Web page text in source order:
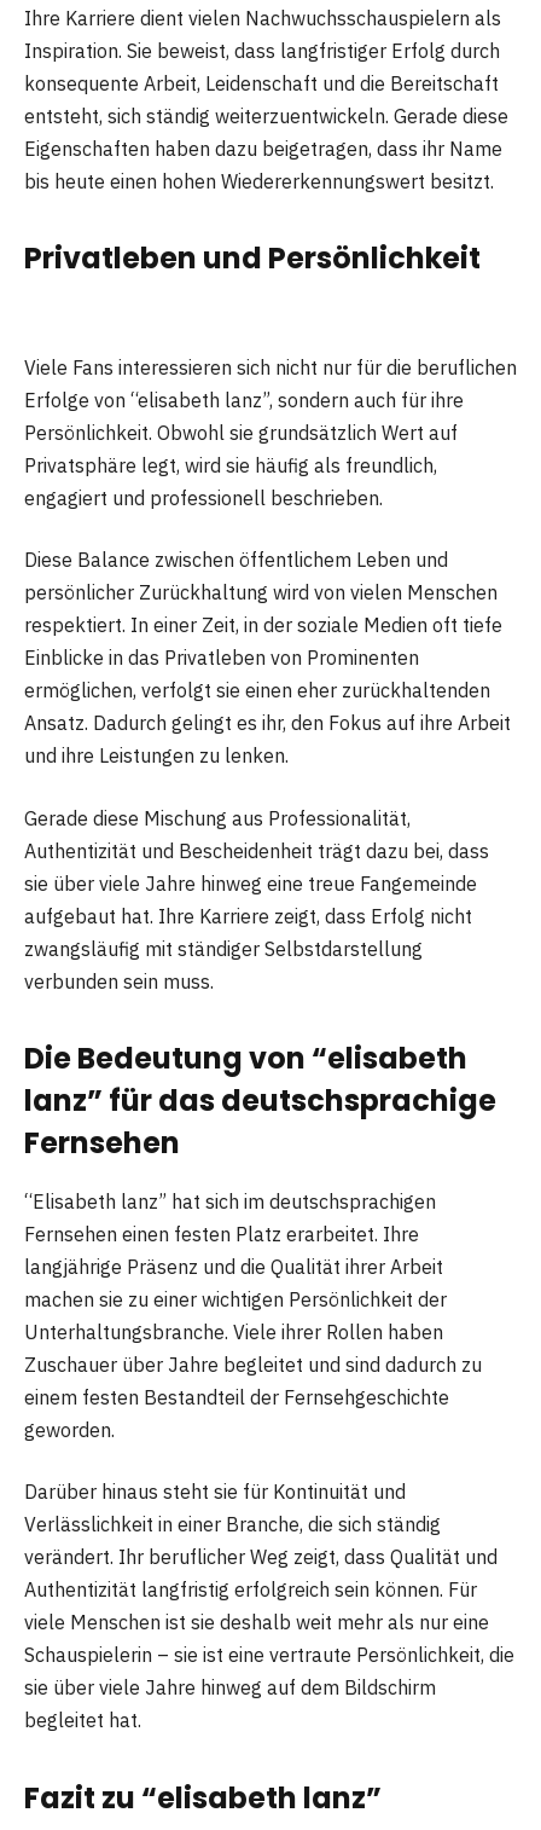
Ihre Karriere dient vielen Nachwuchsschauspielern als
Inspiration. Sie beweist, dass langfristiger Erfolg durch
konsequente Arbeit, Leidenschaft und die Bereitschaft
entsteht, sich ständig weiterzuentwickeln. Gerade diese
Eigenschaften haben dazu beigetragen, dass ihr Name
bis heute einen hohen Wiedererkennungswert besitzt.
Privatleben und Persönlichkeit
Viele Fans interessieren sich nicht nur für die beruflichen
Erfolge von “elisabeth lanz”, sondern auch für ihre
Persönlichkeit. Obwohl sie grundsätzlich Wert auf
Privatsphäre legt, wird sie häufig als freundlich,
engagiert und professionell beschrieben.
Diese Balance zwischen öffentlichem Leben und
persönlicher Zurückhaltung wird von vielen Menschen
respektiert. In einer Zeit, in der soziale Medien oft tiefe
Einblicke in das Privatleben von Prominenten
ermöglichen, verfolgt sie einen eher zurückhaltenden
Ansatz. Dadurch gelingt es ihr, den Fokus auf ihre Arbeit
und ihre Leistungen zu lenken.
Gerade diese Mischung aus Professionalität,
Authentizität und Bescheidenheit trägt dazu bei, dass
sie über viele Jahre hinweg eine treue Fangemeinde
aufgebaut hat. Ihre Karriere zeigt, dass Erfolg nicht
zwangsläufig mit ständiger Selbstdarstellung
verbunden sein muss.
Die Bedeutung von “elisabeth
lanz” für das deutschsprachige
Fernsehen
“Elisabeth lanz” hat sich im deutschsprachigen
Fernsehen einen festen Platz erarbeitet. Ihre
langjährige Präsenz und die Qualität ihrer Arbeit
machen sie zu einer wichtigen Persönlichkeit der
Unterhaltungsbranche. Viele ihrer Rollen haben
Zuschauer über Jahre begleitet und sind dadurch zu
einem festen Bestandteil der Fernsehgeschichte
geworden.
Darüber hinaus steht sie für Kontinuität und
Verlässlichkeit in einer Branche, die sich ständig
verändert. Ihr beruflicher Weg zeigt, dass Qualität und
Authentizität langfristig erfolgreich sein können. Für
viele Menschen ist sie deshalb weit mehr als nur eine
Schauspielerin – sie ist eine vertraute Persönlichkeit, die
sie über viele Jahre hinweg auf dem Bildschirm
begleitet hat.
Fazit zu “elisabeth lanz”